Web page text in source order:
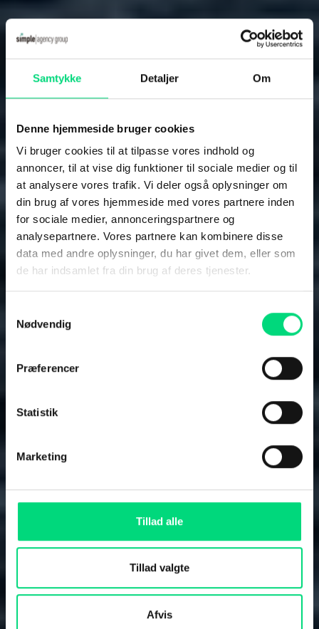
Samtykke Detaljer Om
Denne hjemmeside bruger cookies
Vi bruger cookies til at tilpasse vores indhold og
annoncer, til at vise dig funktioner til sociale medier og til
at analysere vores trafik. Vi deler også oplysninger om
din brug af vores hjemmeside med vores partnere inden
for sociale medier, annonceringspartnere og
analysepartnere. Vores partnere kan kombinere disse
data med andre oplysninger, du har givet dem, eller som
de har indsamlet fra din brug af deres tjenester.
Nødvendig
Præferencer
Statistik
Marketing
Tillad alle
Tillad valgte
Afvis
Satellitkommunikation
Hold
forbindelsen til
søs
I en verden, hvor global
vi satellitkommunikation, der binder
sammen.